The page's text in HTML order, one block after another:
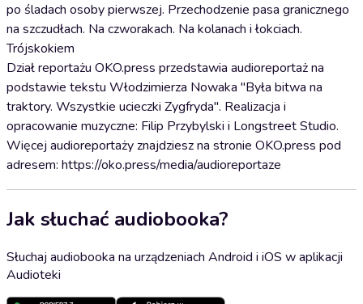
po śladach osoby pierwszej. Przechodzenie pasa granicznego
na szczudłach. Na czworakach. Na kolanach i łokciach.
Trójskokiem
Dział reportażu OKO.press przedstawia audioreportaż na
podstawie tekstu Włodzimierza Nowaka "Była bitwa na
traktory. Wszystkie ucieczki Zygfryda". Realizacja i
opracowanie muzyczne: Filip Przybylski i Longstreet Studio.
Więcej audioreportaży znajdziesz na stronie OKO.press pod
adresem:⁠⁠⁠⁠⁠⁠⁠⁠⁠⁠⁠⁠⁠⁠⁠⁠⁠⁠⁠⁠⁠⁠⁠⁠⁠⁠ ⁠https://oko.press/media/audioreportaze⁠
Jak słuchać audiobooka?
Słuchaj audiobooka na urządzeniach Android i iOS w aplikacji
Audioteki